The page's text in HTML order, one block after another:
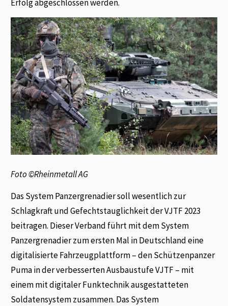
Erfolg abgeschlossen werden.
Foto ©Rheinmetall AG
Das System Panzergrenadier soll wesentlich zur
Schlagkraft und Gefechtstauglichkeit der VJTF 2023
beitragen. Dieser Verband führt mit dem System
Panzergrenadier zum ersten Mal in Deutschland eine
digitalisierte Fahrzeugplattform – den Schützenpanzer
Puma in der verbesserten Ausbaustufe VJTF – mit
einem mit digitaler Funktechnik ausgestatteten
Soldatensystem zusammen. Das System